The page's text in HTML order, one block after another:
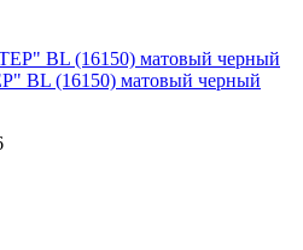
BL (16150) матовый черный